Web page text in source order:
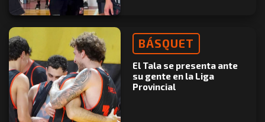
BÁSQUET
El Tala se presenta ante
su gente en la Liga
Provincial